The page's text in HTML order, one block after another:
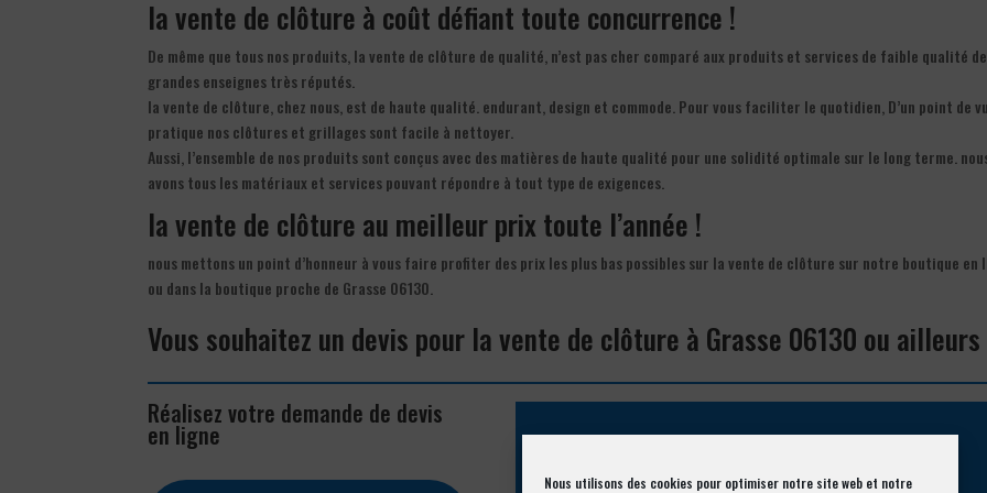
Nous utilisons des cookies pour optimiser notre site web et notre
la vente de clôture à coût défiant toute concurrence !
De même que tous nos produits, la vente de clôture de qualité, n’est pas cher comparé aux produits et services de faible qualité de
grandes enseignes très réputés.
la vente de clôture, chez nous, est de haute qualité. endurant, design et commode. Pour vous faciliter le quotidien, D’un point de
pratique nos clôtures et grillages sont facile à nettoyer.
Aussi, l’ensemble de nos produits sont conçus avec des matières de haute qualité pour une solidité optimale sur le long terme.
avons tous les matériaux et services pouvant répondre à tout type de exigences.
la vente de clôture au meilleur prix toute l’année !
nous mettons un point d’honneur à vous faire profiter des prix les plus bas possibles sur la vente de clôture sur notre boutique en
ou dans la boutique proche de Grasse 06130.
Vous souhaitez un devis pour la vente de clôture à Grasse 06130 ou
Réalisez votre demande de devis
en ligne